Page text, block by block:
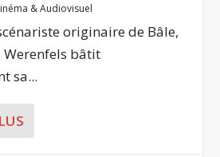
& Audiovisuel
originaire de Bâle,
Werenfels bâtit
sa...